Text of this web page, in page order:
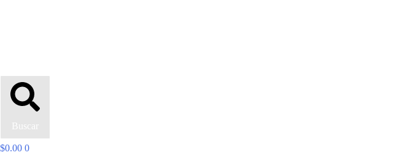
Buscar
$0.00 0